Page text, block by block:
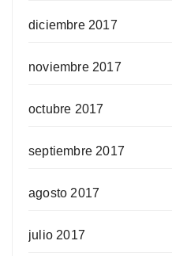
diciembre 2017
noviembre 2017
octubre 2017
septiembre 2017
agosto 2017
julio 2017